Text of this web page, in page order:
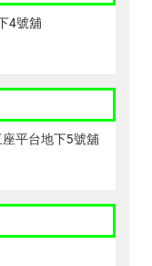
4號舖
平台地下5號舖